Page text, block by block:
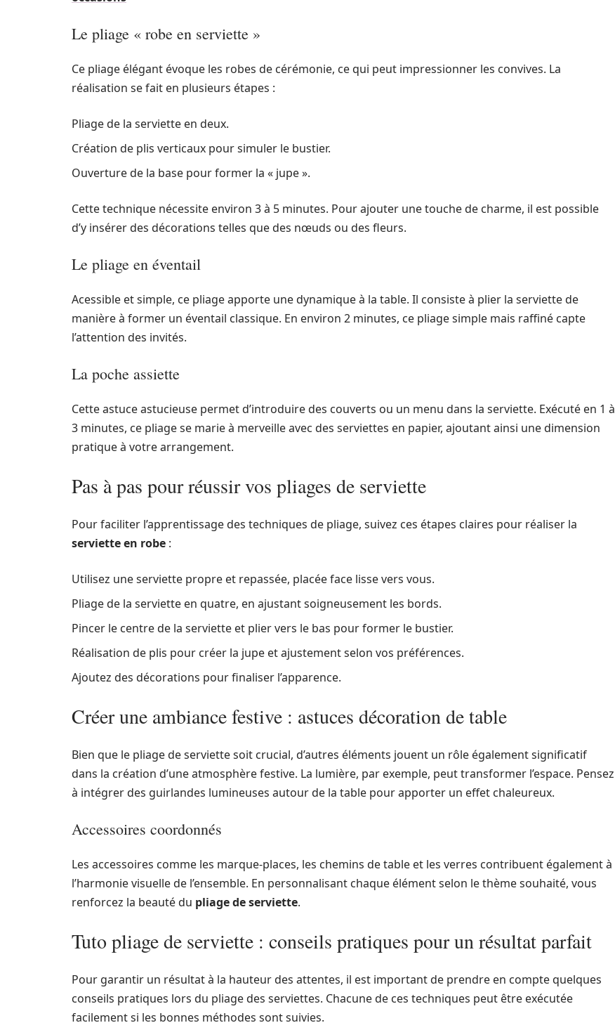
Le pliage « robe en serviette »
Ce pliage élégant évoque les robes de cérémonie, ce qui peut impressionner les convives. La
réalisation se fait en plusieurs étapes :
Pliage de la serviette en deux.
Création de plis verticaux pour simuler le bustier.
Ouverture de la base pour former la « jupe ».
Cette technique nécessite environ 3 à 5 minutes. Pour ajouter une touche de charme, il est possible
d’y insérer des décorations telles que des nœuds ou des fleurs.
Le pliage en éventail
Acessible et simple, ce pliage apporte une dynamique à la table. Il consiste à plier la serviette de
manière à former un éventail classique. En environ 2 minutes, ce pliage simple mais raffiné capte
l’attention des invités.
La poche assiette
Cette astuce astucieuse permet d’introduire des couverts ou un menu dans la serviette. Exécuté en 1 à
3 minutes, ce pliage se marie à merveille avec des serviettes en papier, ajoutant ainsi une dimension
pratique à votre arrangement.
Pas à pas pour réussir vos pliages de serviette
Pour faciliter l’apprentissage des techniques de pliage, suivez ces étapes claires pour réaliser la
serviette en robe :
Utilisez une serviette propre et repassée, placée face lisse vers vous.
Pliage de la serviette en quatre, en ajustant soigneusement les bords.
Pincer le centre de la serviette et plier vers le bas pour former le bustier.
Réalisation de plis pour créer la jupe et ajustement selon vos préférences.
Ajoutez des décorations pour finaliser l’apparence.
Créer une ambiance festive : astuces décoration de table
Bien que le pliage de serviette soit crucial, d’autres éléments jouent un rôle également significatif
dans la création d’une atmosphère festive. La lumière, par exemple, peut transformer l’espace. Pensez
à intégrer des guirlandes lumineuses autour de la table pour apporter un effet chaleureux.
Accessoires coordonnés
Les accessoires comme les marque-places, les chemins de table et les verres contribuent également à
l’harmonie visuelle de l’ensemble. En personnalisant chaque élément selon le thème souhaité, vous
renforcez la beauté du pliage de serviette.
Tuto pliage de serviette : conseils pratiques pour un résultat parfait
Pour garantir un résultat à la hauteur des attentes, il est important de prendre en compte quelques
conseils pratiques lors du pliage des serviettes. Chacune de ces techniques peut être exécutée
facilement si les bonnes méthodes sont suivies.